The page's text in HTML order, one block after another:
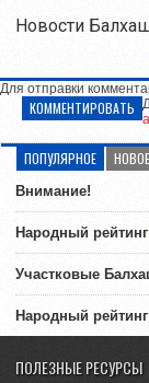
Новости
Для отправки
КОММЕНТИРОВАТЬ
ПОПУЛЯРНОЕ НОВОЕ
Внимание!
Народный
Участковые
Народный
ПОЛЕЗНЫЕ РЕСУРСЫ